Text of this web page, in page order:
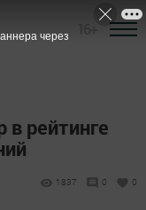
в рейтинге
1837 0 0
через